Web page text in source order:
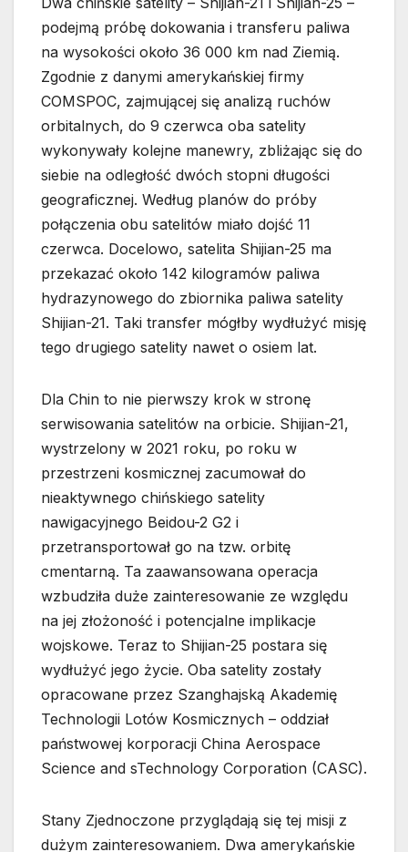
podejmą próbę dokowania i transferu paliwa
na wysokości około 36 000 km nad Ziemią.
Zgodnie z danymi amerykańskiej firmy
COMSPOC, zajmującej się analizą ruchów
orbitalnych, do 9 czerwca oba satelity
wykonywały kolejne manewry, zbliżając się do
siebie na odległość dwóch stopni długości
geograficznej. Według planów do próby
połączenia obu satelitów miało dojść 11
czerwca. Docelowo, satelita Shijian-25 ma
przekazać około 142 kilogramów paliwa
hydrazynowego do zbiornika paliwa satelity
Shijian-21. Taki transfer mógłby wydłużyć misję
tego drugiego satelity nawet o osiem lat.
Dla Chin to nie pierwszy krok w stronę
serwisowania satelitów na orbicie. Shijian-21,
wystrzelony w 2021 roku, po roku w
przestrzeni kosmicznej zacumował do
nieaktywnego chińskiego satelity
nawigacyjnego Beidou-2 G2 i
przetransportował go na tzw. orbitę
cmentarną. Ta zaawansowana operacja
wzbudziła duże zainteresowanie ze względu
na jej złożoność i potencjalne implikacje
wojskowe. Teraz to Shijian-25 postara się
wydłużyć jego życie. Oba satelity zostały
opracowane przez Szanghajską Akademię
Technologii Lotów Kosmicznych – oddział
państwowej korporacji China Aerospace
Science and sTechnology Corporation (CASC).
Stany Zjednoczone przyglądają się tej misji z
dużym zainteresowaniem. Dwa amerykańskie